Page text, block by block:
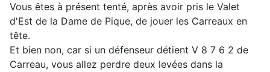
Vous êtes à présent tenté, après avoir pris le Valet
d'Est de la Dame de Pique, de jouer les Carreaux en
tête.
Et bien non, car si un défenseur détient V 8 7 6 2 de
Carreau, vous allez perdre deux levées dans la